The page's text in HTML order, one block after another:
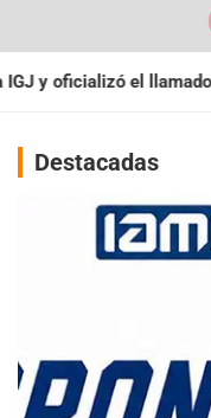
General Ordinaria
Destacadas